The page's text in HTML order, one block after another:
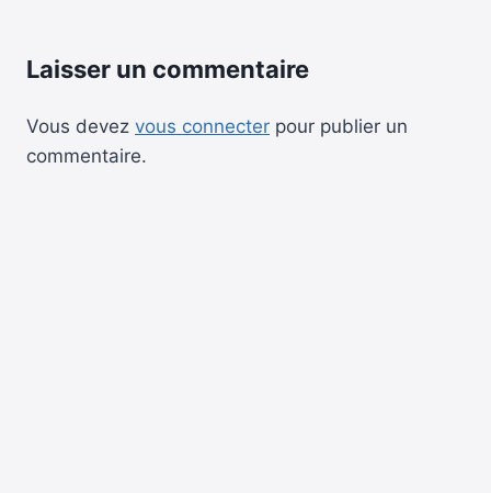
Laisser un commentaire
Vous devez vous connecter pour publier un
commentaire.